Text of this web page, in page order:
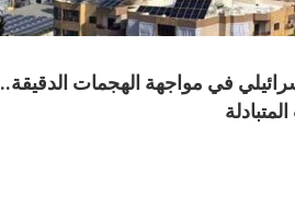
في مواجهة الهجمات الدقيقة..